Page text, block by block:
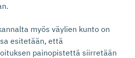
myös väylien kunto on
esitetään, että
painopistettä siirretään